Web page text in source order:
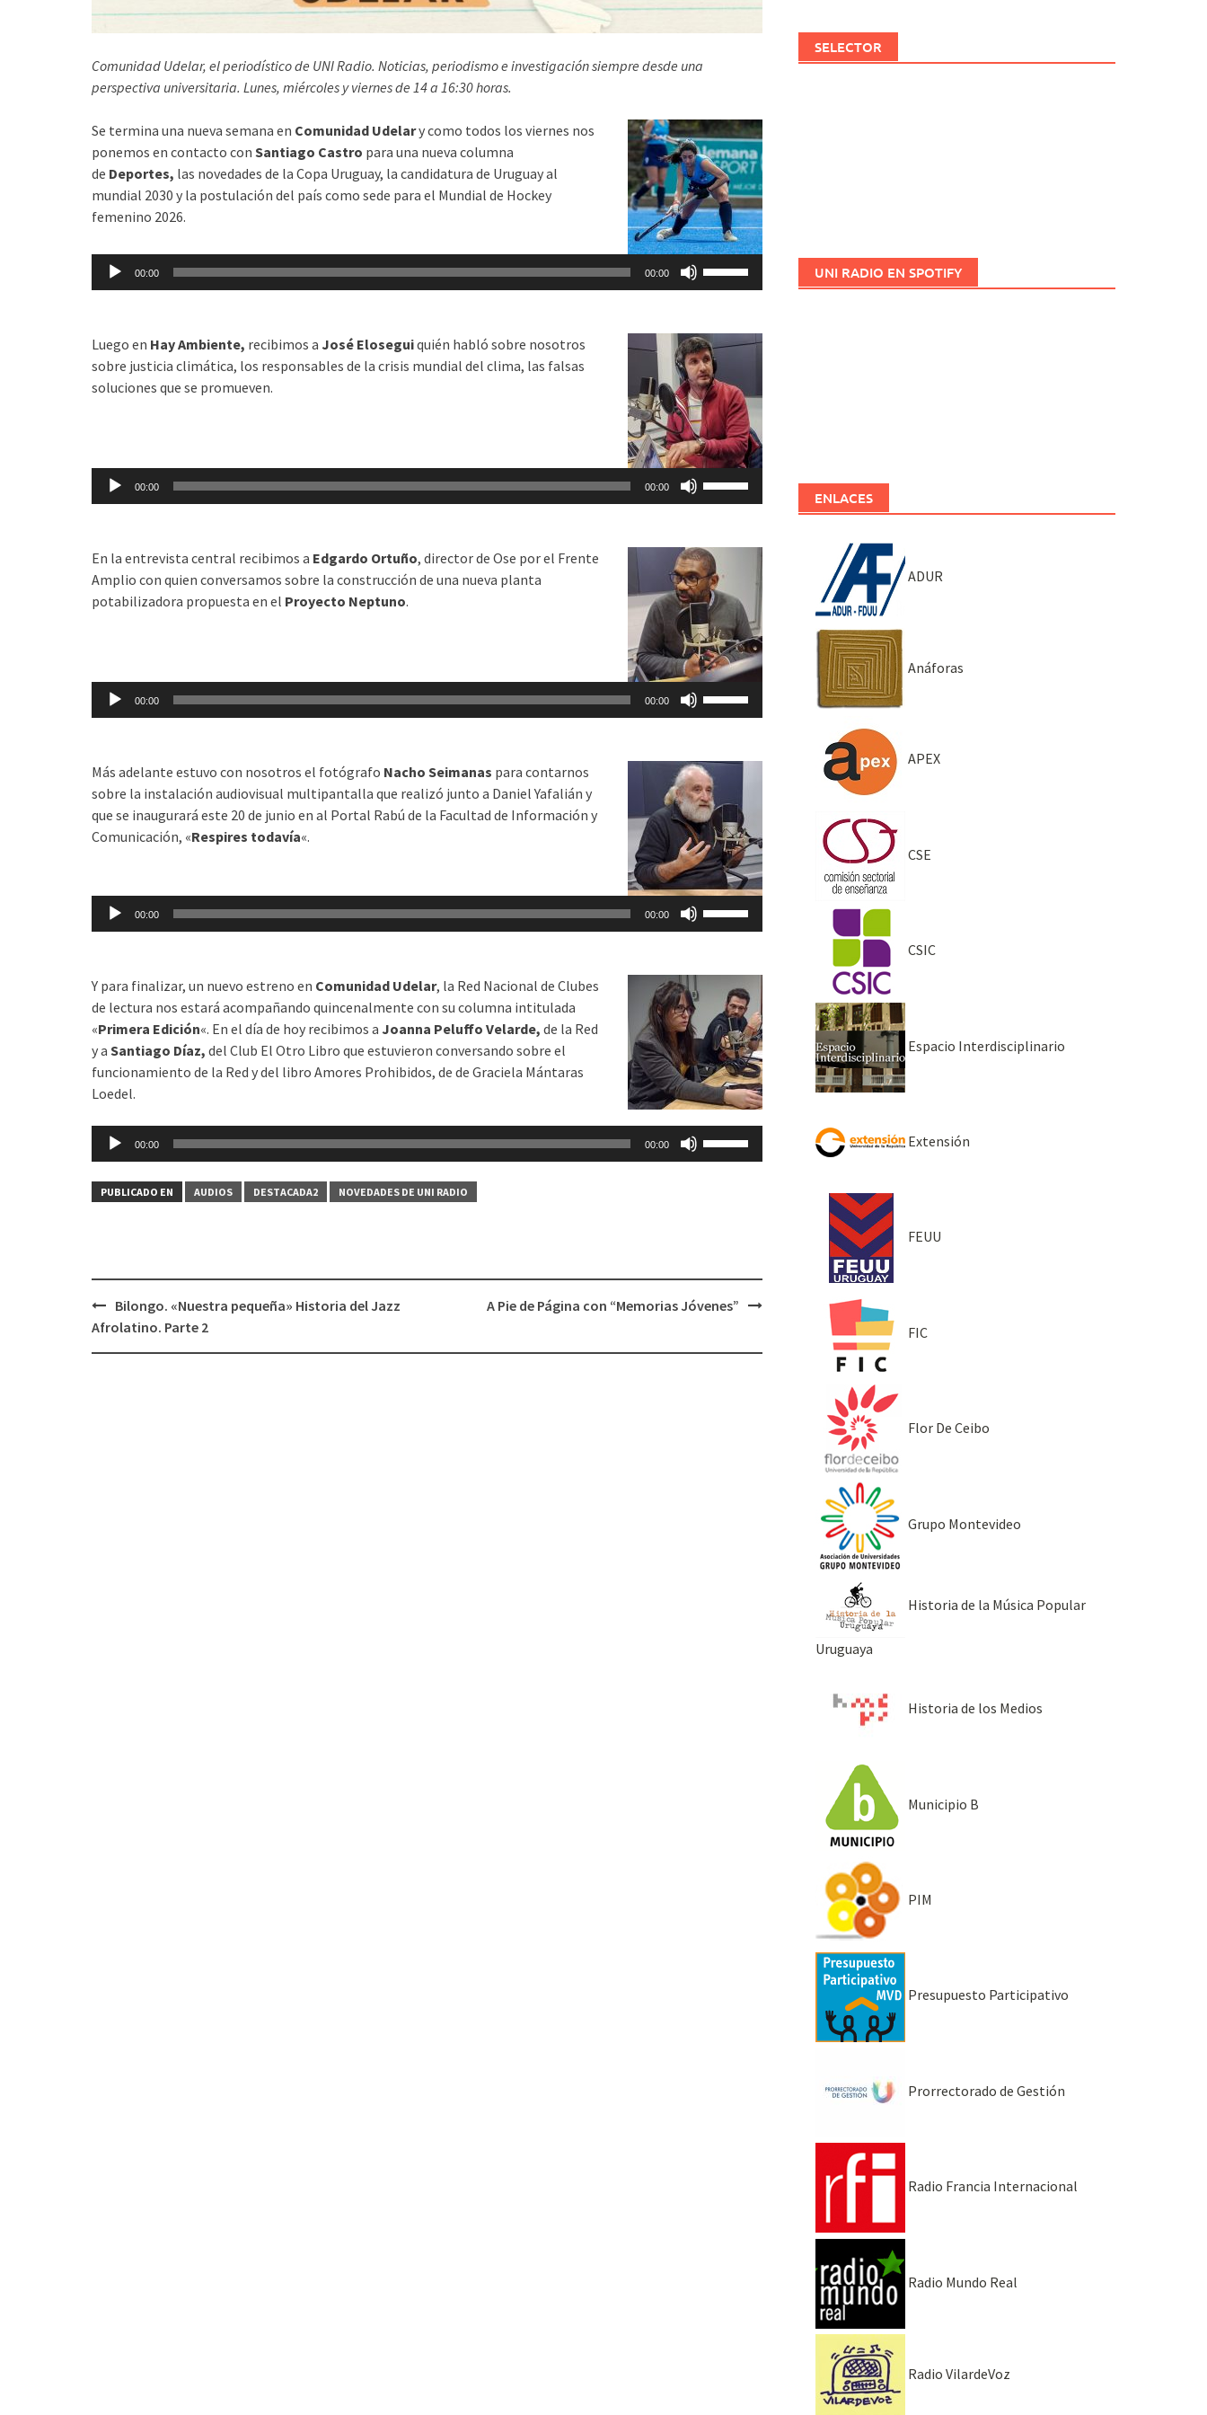
Comunidad Udelar, el periodístico de UNI Radio. Noticias, periodismo e investigación siempre desde una
perspectiva universitaria. Lunes, miércoles y viernes de 14 a 16:30 horas.
Se termina una nueva semana en Comunidad Udelary como todos los viernes nos
ponemos en contacto con Santiago Castro para una nueva columna
de Deportes, las novedades de la Copa Uruguay, la candidatura de Uruguay al
mundial 2030 y la postulación del país como sede para el Mundial de Hockey
femenino 2026.
Reproductor
00:00 00:00
flecha
arriba/abajo
para
aumentar
o
disminuir
el
volumen.
Luego en Hay Ambiente, recibimos a José Eloseguiquién habló sobre nosotros
sobre justicia climática, los responsables de la crisis mundial del clima, las falsas
soluciones que se promueven.
audio
00:00 00:00
flecha
arriba/abajo
para
aumentar
o
disminuir
el
volumen.
En la entrevista central recibimos a Edgardo Ortuño, director de Ose por el Frente
Amplio con quien conversamos sobre la construcción de una nueva planta
potabilizadora propuesta en el Proyecto Neptuno.
audio
00:00 00:00
flecha
arriba/abajo
para
aumentar
o
disminuir
el
volumen.
Más adelante estuvo con nosotros el fotógrafo Nacho Seimanas para contarnos
sobre la instalación audiovisual multipantalla que realizó junto a Daniel Yafalián y
que se inaugurará este 20 de junio en al Portal Rabú de la Facultad de Información y
Comunicación, «Respires todavía«.
de
audio
00:00 00:00
flecha
arriba/abajo
para
aumentar
o
disminuir
volumen.
Y para finalizar, un nuevo estreno en Comunidad Udelar, la Red Nacional de Clubes
de lectura nos estará acompañando quincenalmente con su columna intitulada
«Primera Edición«. En el día de hoy recibimos a Joanna Peluffo Velarde, de la Red
y a Santiago Díaz, del Club El Otro Libro que estuvieron conversando sobre el
funcionamiento de la Red y del libro Amores Prohibidos, de de Graciela Mántaras
Loedel.
Reproductor
audio
00:00 00:00
o
el
PUBLICADO EN AUDIOS DESTACADA2 NOVEDADES DE UNI RADIO
Navegación
Bilongo. «Nuestra pequeña» Historia del Jazz
Afrolatino. Parte 2
A Pie de Página con “Memorias Jóvenes”
SELECTOR
UNI RADIO EN SPOTIFY
ENLACES
ADUR
Anáforas
APEX
CSE
CSIC
Espacio Interdisciplinario
Extensión
FEUU
FIC
Flor De Ceibo
Grupo Montevideo
Historia de la Música Popular
Uruguaya
Historia de los Medios
Municipio B
PIM
Presupuesto Participativo
Prorrectorado de Gestión
Radio Francia Internacional
Radio Mundo Real
Radio VilardeVoz